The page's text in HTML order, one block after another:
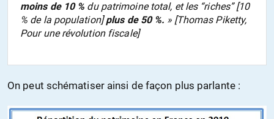
moins de 10 % du patrimoine total, et les “riches” [10
% de la population]plus de 50 %. » [Thomas Piketty,
Pour une révolution fiscale]
On peut schématiser ainsi de façon plus parlante :